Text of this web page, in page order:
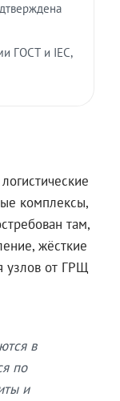
ГОСТ и IEC,
комплексы,
там,
жёсткие
узлов от ГРЩ
в
по
и